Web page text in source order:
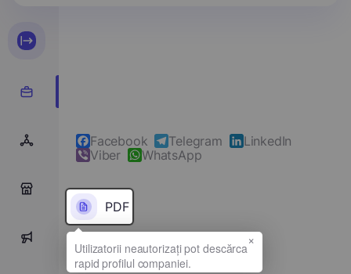
Facebook Telegram
LinkedIn
Viber
WhatsApp
PDF
Denumirea completă
×